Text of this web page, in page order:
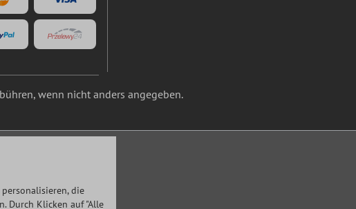
wenn nicht anders angegeben.
die
Durch Klicken auf "Alle